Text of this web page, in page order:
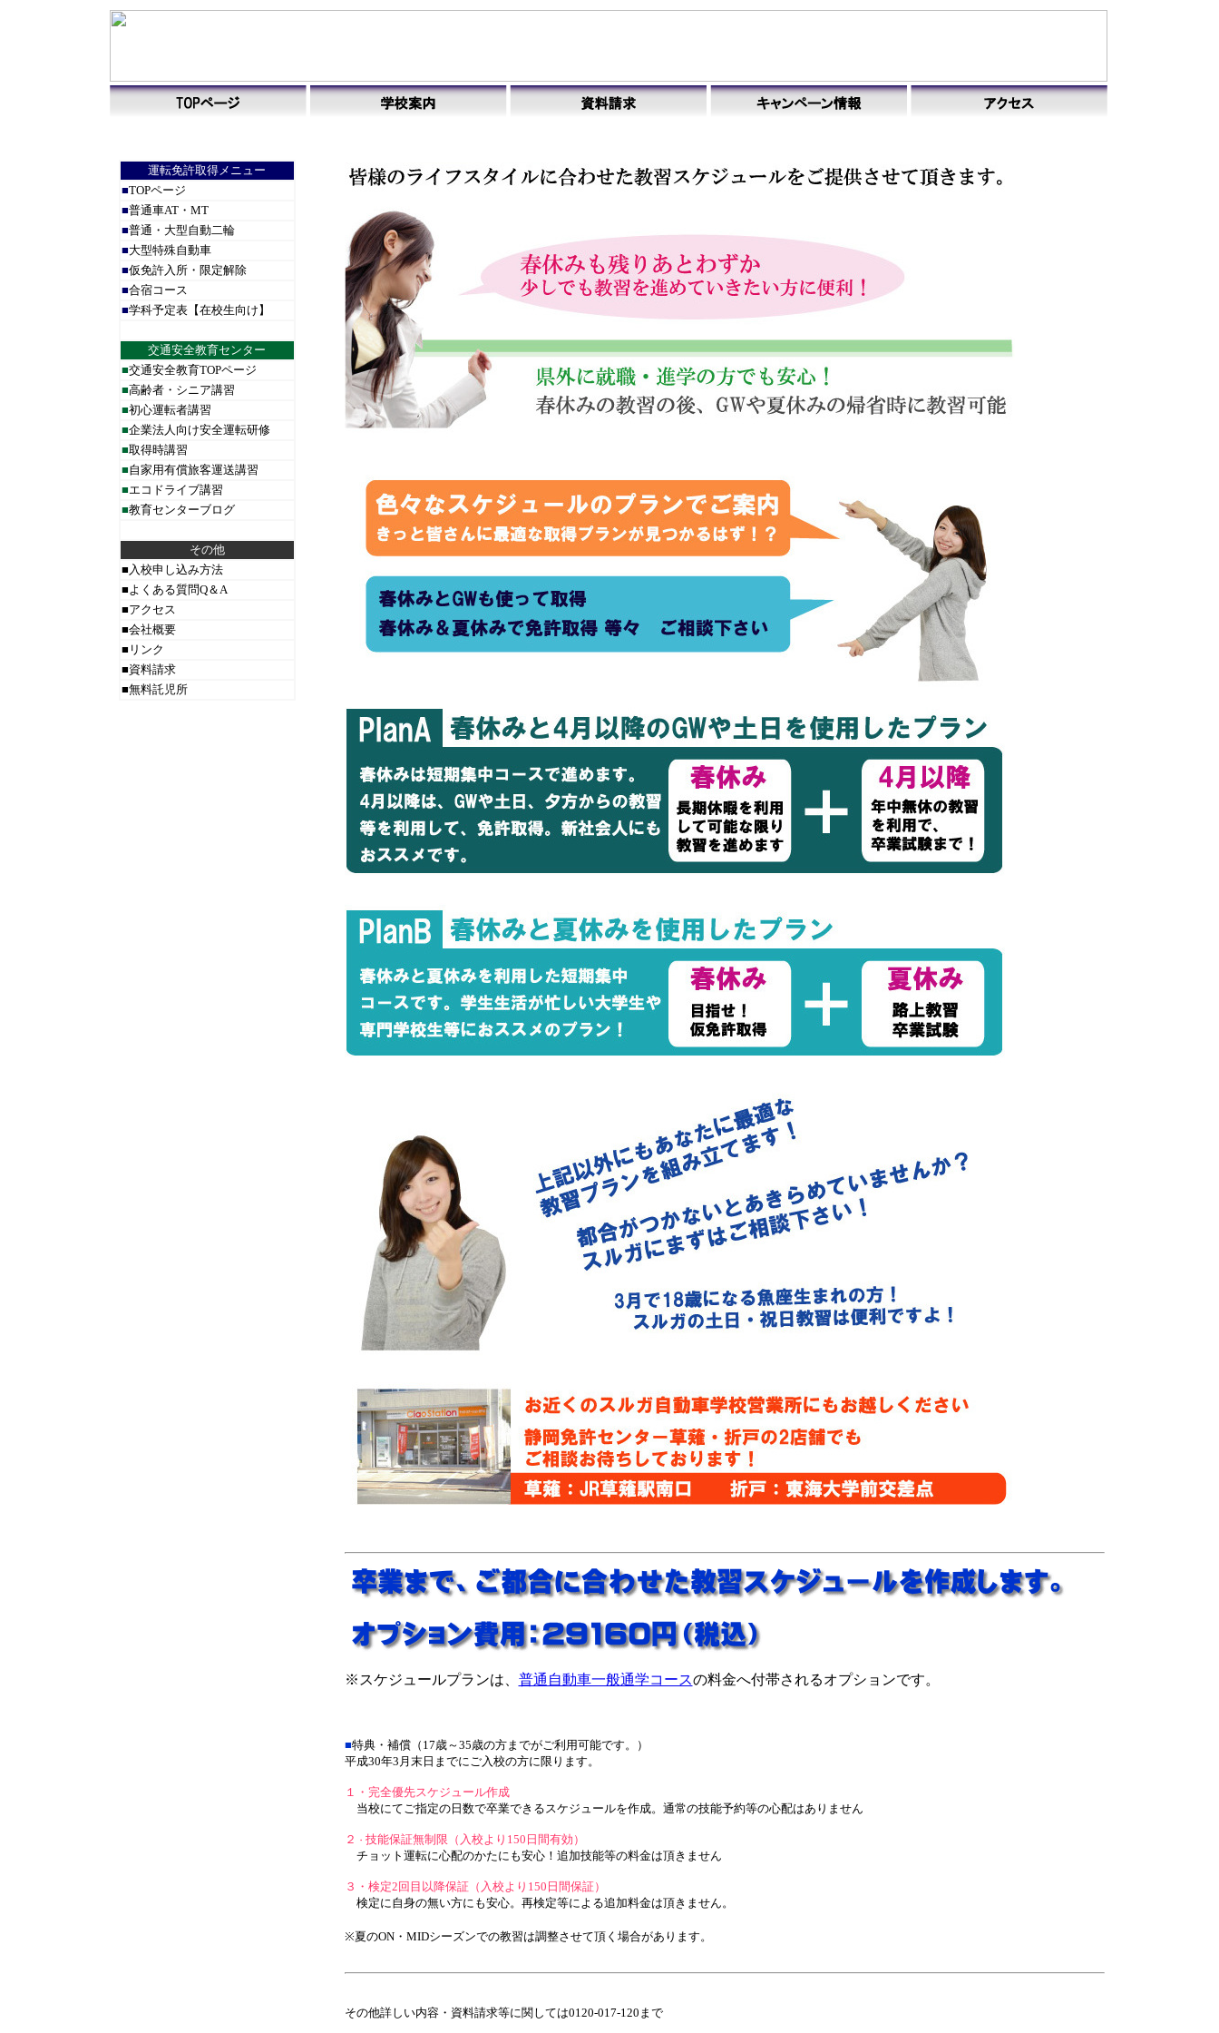
運転免許取得メニュー
■TOPページ
■普通車AT・MT
■普通・大型自動二輪
■大型特殊自動車
■仮免許入所・限定解除
■合宿コース
■学科予定表【在校生向け】
交通安全教育センター
■交通安全教育TOPページ
■高齢者・シニア講習
■初心運転者講習
■企業法人向け安全運転研修
■取得時講習
■自家用有償旅客運送講習
■エコドライブ講習
■教育センターブログ
その他
■ 入校申し込み方法
■よくある質問Q＆A
■アクセス
■会社概要
■ リンク
■資料請求
■無料託児所
※スケジュールプランは、 普通自動車一般通学コースの料金へ付帯されるオプションです。
■特典・補償（17歳～35歳の方までがご利用可能です。）
平成30年3月末日までにご入校の方に限ります。
１・完全優先スケジュール作成
当校にてご指定の日数で卒業できるスケジュールを作成。通常の技能予約等の心配はありません
２ ・ 技能保証無制限（入校より150日間有効）
チョット運転に心配のかたにも安心！追加技能等の料金は頂きません
３・検定2回目以降保証（入校より150日間保証）
検定に自身の無い方にも安心。再検定等による追加料金は頂きません。
※夏のON・MIDシーズンでの教習は調整させて頂く場合があります。
その他詳しい内容・資料請求等に関しては0120-017-120まで